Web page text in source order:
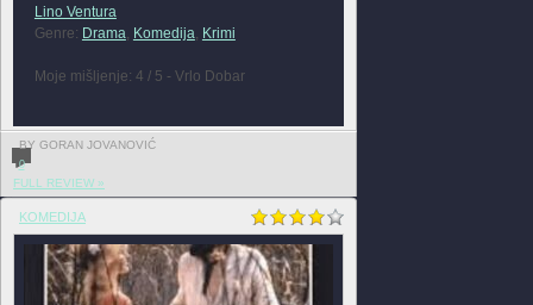
Lino Ventura
Genre: Drama, Komedija, Krimi
Moje mišljenje: 4 / 5 - Vrlo Dobar
BY GORAN JOVANOVIĆ
0
FULL REVIEW »
KOMEDIJA